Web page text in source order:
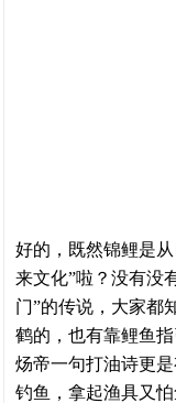
好的，既然锦鲤是
来文化”啦？没有没
门”的传说，大家都
鹤的，也有靠鲤鱼
炀帝一句打油诗更
钓鱼，拿起渔具又怕